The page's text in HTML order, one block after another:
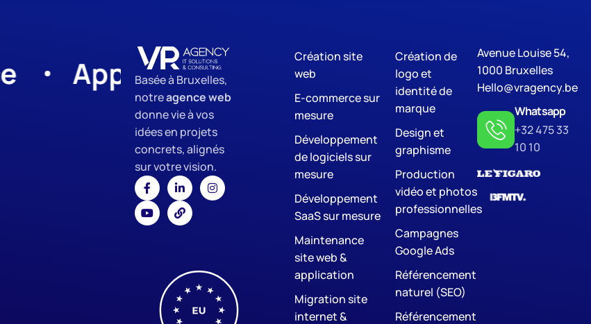
Development Digital Marketing
Basée à Bruxelles,
notreagence web
donne vie à vos
idées en projets
concrets, alignés
sur votre vision.
Création site
web
E-commerce sur
mesure
Développement
de logiciels sur
mesure
Développement
SaaS sur mesure
Maintenance
site web &
application
Migration site
internet &
Création de
logo et
identité de
marque
Design et
graphisme
Production
vidéo et photos
professionnelles
Campagnes
Google Ads
Référencement
naturel (SEO)
Référencement
Avenue Louise 54,
1000 Bruxelles
Hello@vragency.be
Whatsapp
+32 475 33
10 10